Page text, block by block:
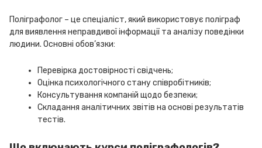
Поліграфолог – це спеціаліст, який використовує поліграф
для виявлення неправдивої інформації та аналізу поведінки
людини. Основні обов’язки:
Перевірка достовірності свідчень;
Оцінка психологічного стану співробітників;
Консультування компаній щодо безпеки;
Складання аналітичних звітів на основі результатів
тестів.